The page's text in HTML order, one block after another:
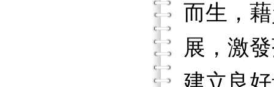
而生，
展，激
建立良